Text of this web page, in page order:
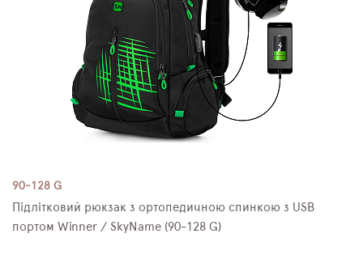
90-128 G
Підлітковий рюкзак з ортопедичною спинкою з USB
портом Winner / SkyName (90-128 G)